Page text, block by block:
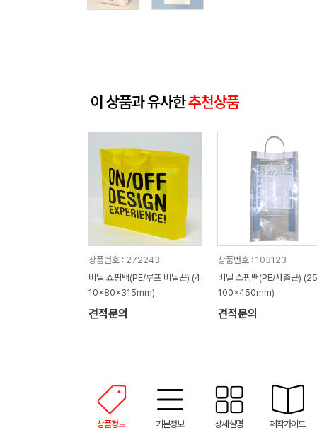
이 상품과 유사한추천상품
상품번호 : 272243
비닐 쇼핑백(PE/루프 비닐끈) (4
10x80x315mm)
견적문의
상품번호 : 103123
비닐 쇼핑백(PE/사출끈)
100x450mm)
견적문의
상품정보 기본정보 상세설명 제작가이드